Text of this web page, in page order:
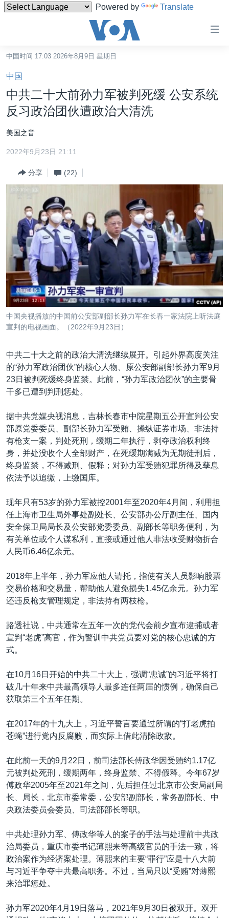
Powered by Translate
碍
链
接
转
内
容
到
索
中国
最新国际新闻
中东
欧洲
非洲
美洲
全球议题
分类新闻
经济·金融·贸易
人权·法律·宗教
科教·文娱·体健
军事
劳工
环境
热点专题
白宫要闻
国会报道
美中关系
美国建国250周年
埃博拉疫情
美国之音专访
台海两岸关系
南中国海争端
关注新疆
GEN Z 看美国
VOA视频
VOA今日焦点
中文广播
关注我们
其他语言网站
中国时间 17:03 2026年8月9日 星期日
中国
中共二十大前孙力军被判死缓 公安系统
反习政治团伙遭政治大清洗
美国之音
2022年9月23日 21:11
分享 (22)
中国央视播放的中国前公安部副部长孙力军在长春一家法院上听法庭
宣判的电视画面。（2022年9月23日）
中共二十大之前的政治大清洗继续展开。引起外界高度关注
的“孙力军政治团伙”的核心人物、原公安部副部长孙力军9月
23日被判死缓终身监禁。此前，“孙力军政治团伙”的主要骨
干多已遭到判刑惩处。
据中共党媒央视消息，吉林长春市中院星期五公开宣判公安
部原党委委员、副部长孙力军受贿、操纵证券市场、非法持
有枪支一案，判处死刑，缓期二年执行，剥夺政治权利终
身，并处没收个人全部财产，在死缓期满减为无期徒刑后，
终身监禁，不得减刑、假释；对孙力军受贿犯罪所得及孳息
依法予以追缴，上缴国库。
现年只有53岁的孙力军被控2001年至2020年4月间，利用担
任上海市卫生局外事处副处长、公安部办公厅副主任、国内
安全保卫局局长及公安部党委委员、副部长等职务便利，为
有关单位或个人谋私利，直接或通过他人非法收受财物折合
人民币6.46亿余元。
2018年上半年，孙力军应他人请托，指使有关人员影响股票
交易价格和交易量，帮助他人避免损失1.45亿余元。孙力军
还违反枪支管理规定，非法持有两枝枪。
路透社说，中共通常在五年一次的党代会前夕宣布逮捕或者
宣判“老虎”高官，作为警训中共党员要对党的核心忠诚的方
式。
在10月16日开始的中共二十大上，强调“忠诚”的习近平将打
破几十年来中共最高领导人最多连任两届的惯例，确保自己
获取第三个五年任期。
在2017年的十九大上，习近平誓言要通过所谓的“打老虎拍
苍蝇”进行党内反腐败，而实际上借此清除政敌。
在此前一天的9月22日，前司法部长傅政华因受贿约1.17亿
元被判处死刑，缓期两年，终身监禁、不得假释。今年67岁
傅政华2005年至2021年之间，先后担任过北京市公安局副局
长、局长，北京市委常委，公安部副部长，常务副部长、中
央政法委员会委员、司法部部长等职。
中共处理孙力军、傅政华等人的案子的手法与处理前中共政
治局委员，重庆市委书记薄熙来等高级官员的手法一致，将
政治案作为经济案处理。薄熙来的主要“罪行”应是十八大前
与习近平争夺中共最高职务。不过，当局只以“受贿”对薄熙
来治罪惩处。
孙力军2020年4月19日落马，2021年9月30日被双开。双开